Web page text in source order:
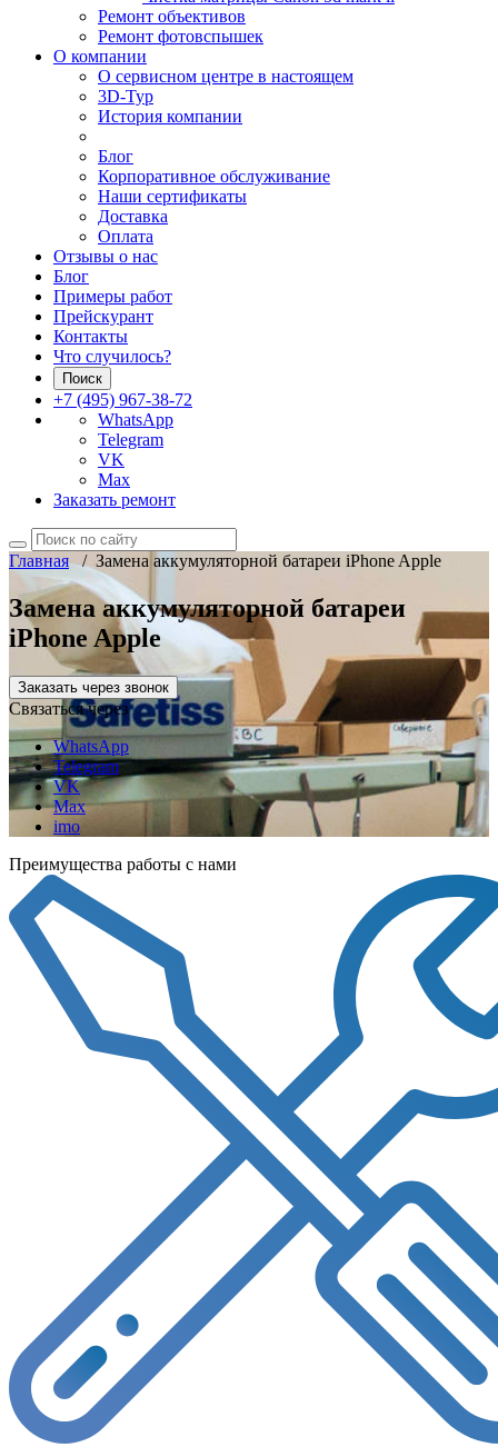
Ремонт объективов
Ремонт фотовспышек
О компании
О сервисном центре в настоящем
3D-Тур
История компании
Блог
Корпоративное обслуживание
Наши сертификаты
Доставка
Оплата
Отзывы о нас
Блог
Примеры работ
Прейскурант
Контакты
Что случилось?
Поиск
+7 (495) 967-38-72
WhatsApp
Telegram
VK
Max
Заказать ремонт
Главная/ Замена аккумуляторной батареи iPhone Apple
Замена аккумуляторной батареи
iPhone Apple
Заказать через звонок
Связаться через
WhatsApp
Telegram
VK
Max
imo
Преимущества работы с нами